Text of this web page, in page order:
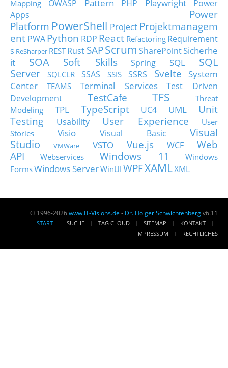
Mapping
OWASP Pattern PHP Playwright
Power
Apps
Power
Platform PowerShell Project Projektmanagem
ent PWA Python RDP React Refactoring Requirement
s ReSharper RESTRust SAPScrum SharePointSicherhe
it
SOA Soft Skills Spring SQL
SQL
Server
SQLCLR SSAS SSIS SSRS Svelte
System
Center
TEAMS Terminal Services
Test Driven
Development
TestCafe TFS
Threat
Modeling
TPL TypeScript UC4 UML
Unit
Testing
Usability User Experience
User
Stories
Visio Visual Basic
Visual
Studio
VMWare VSTO Vue.js WCF
Web
API
Webservices Windows 11
Windows
FormsWindows ServerWinUI WPFXAMLXML
© 1996-2026www.IT-Visions.de - Dr. Holger Schwichtenbergv6.11
START SUCHE TAG CLOUD SITEMAP
KONTAKT
IMPRESSUM
RECHTLICHES